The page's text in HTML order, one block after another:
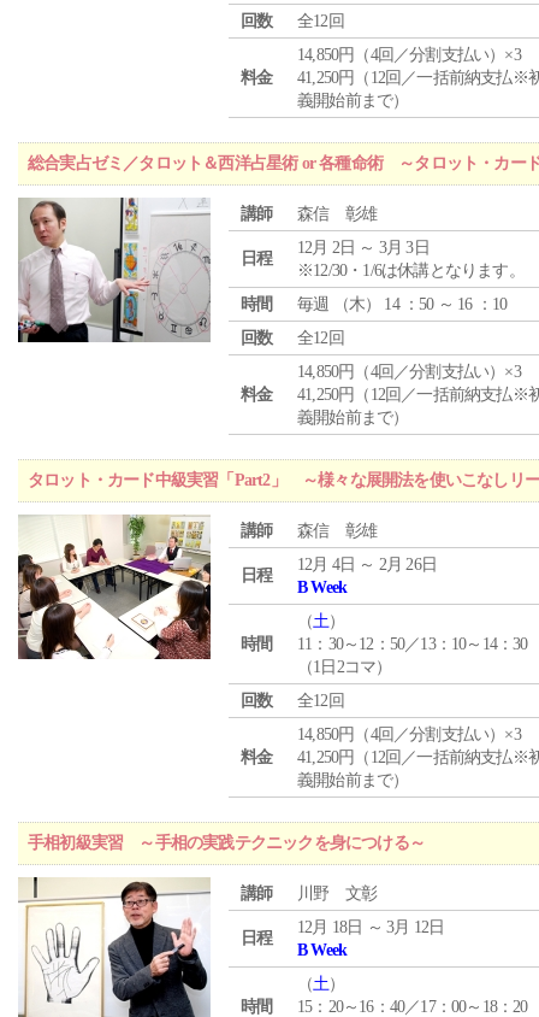
回数
全12回
料金
14,850円（4回／分割支払い）×3
41,250円（12回／一括前納支払※
義開始前まで）
総合実占ゼミ／タロット＆西洋占星術 or 各種命術 ～タロット・カー
講師 森信 彰雄
日程
12月 2日 ～ 3月 3日
※12/30・1/6は休講となります。
時間
毎週 （木） 14 ：50 ～ 16 ：10
回数
全12回
料金
14,850円（4回／分割支払い）×3
41,250円（12回／一括前納支払※
義開始前まで）
タロット・カード中級実習「Part2」 ～様々な展開法を使いこなしリ
講師 森信 彰雄
日程
12月 4日 ～ 2月 26日
B Week
時間
（土）
11：30～12：50／13：10～14：30
（1日2コマ）
回数
全12回
料金
14,850円（4回／分割支払い）×3
41,250円（12回／一括前納支払※
義開始前まで）
手相初級実習 ～手相の実践テクニックを身につける～
講師 川野 文彰
日程
12月 18日 ～ 3月 12日
B Week
時間
（土）
15：20～16：40／17：00～18：20